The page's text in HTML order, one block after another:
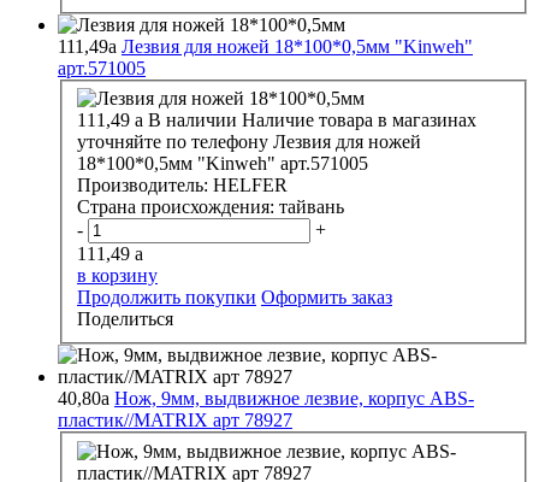
111,49a Лезвия для ножей 18*100*0,5мм "Kinweh"
арт.571005
111,49 a В наличии Наличие товара в магазинах
уточняйте по телефону Лезвия для ножей
18*100*0,5мм "Kinweh" арт.571005
Производитель: HELFER
Страна происхождения: тайвань
-
+
111,49 a
в корзину
Продолжить покупки Оформить заказ
Поделиться
40,80a Нож, 9мм, выдвижное лезвие, корпус ABS-
пластик//MATRIX арт 78927